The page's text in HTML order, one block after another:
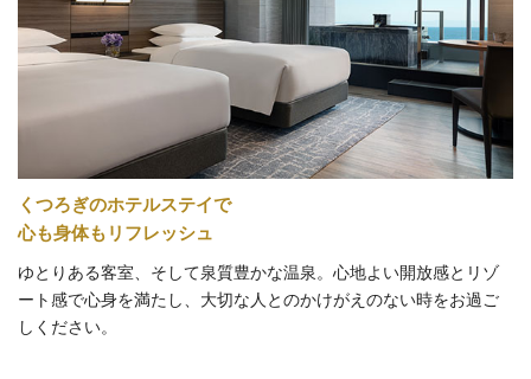
くつろぎのホテルステイで
心も身体もリフレッシュ
ゆとりある客室、そして泉質豊かな温泉。心地よい開放感とリゾ
ート感で心身を満たし、大切な人とのかけがえのない時をお過ご
しください。